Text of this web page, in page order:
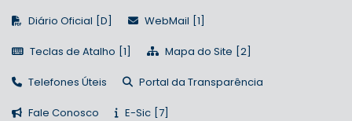
Diário Oficial WebMail
Teclas de Atalho Mapa do Site
Telefones Úteis Portal da Transparência
Fale Conosco E-Sic